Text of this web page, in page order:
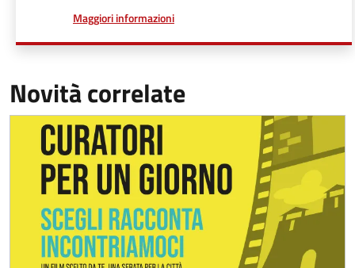
Maggiori informazionia proposito di
Novità correlate